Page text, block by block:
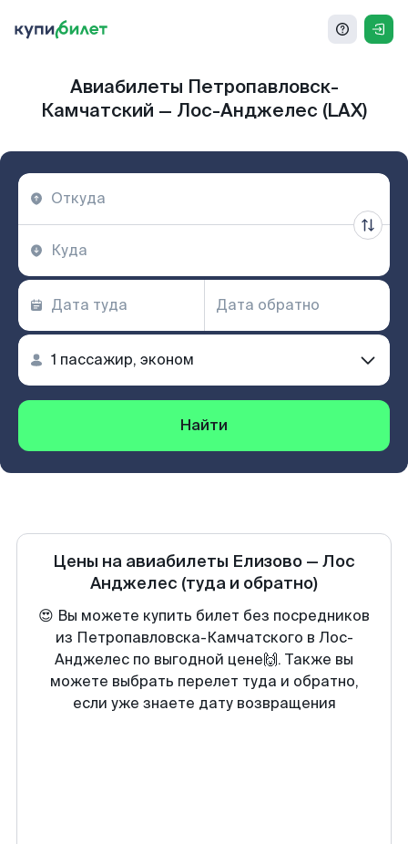
Авиабилеты Петропавловск-
Камчатский — Лос-Анджелес (LAX)
Найти
Цены на авиабилеты Елизово — Лос
Анджелес (туда и обратно)
😍 Вы можете купить билет без посредников
из Петропавловска-Камчатского в Лос-
Анджелес по выгодной цене🙌. Также вы
можете выбрать перелет туда и обратно,
если уже знаете дату возвращения